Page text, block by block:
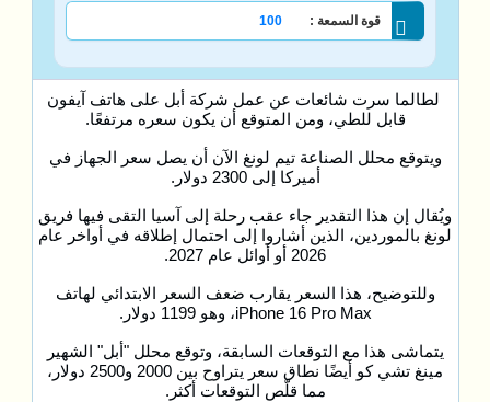
قوة السمعة : 100
لطالما سرت شائعات عن عمل شركة أبل على هاتف آيفون
قابل للطي، ومن المتوقع أن يكون سعره مرتفعًا.
ويتوقع محلل الصناعة تيم لونغ الآن أن يصل سعر الجهاز في
أميركا إلى 2300 دولار.
ويُقال إن هذا التقدير جاء عقب رحلة إلى آسيا التقى فيها فريق
لونغ بالموردين، الذين أشاروا إلى احتمال إطلاقه في أواخر عام
2026 أو أوائل عام 2027.
وللتوضيح، هذا السعر يقارب ضعف السعر الابتدائي لهاتف
iPhone 16 Pro Max، وهو 1199 دولار.
يتماشى هذا مع التوقعات السابقة، وتوقع محلل "أبل" الشهير
مينغ تشي كو أيضًا نطاق سعر يتراوح بين 2000 و2500 دولار،
مما قلّص التوقعات أكثر.